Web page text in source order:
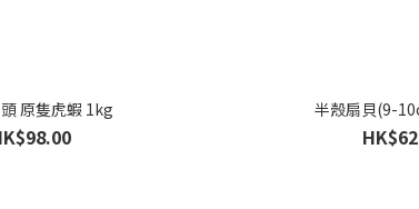
原隻虎蝦 1kg 半殼扇貝(9-